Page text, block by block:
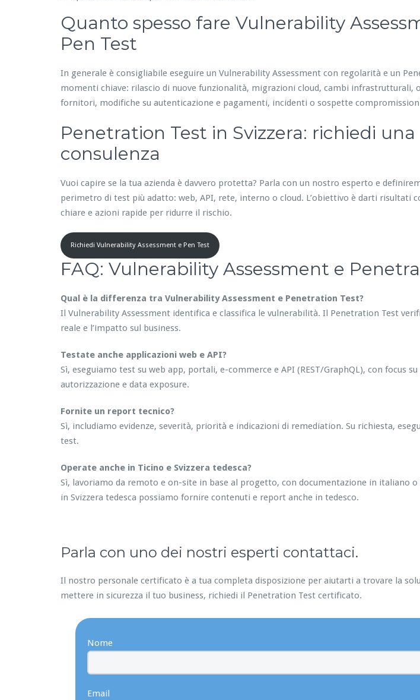
Quanto spesso fare Vulnerability
Pen Test
In generale è consigliabile eseguire un Vulnerability Assessment con regolarità e un
momenti chiave: rilascio di nuove funzionalità, migrazioni cloud, cambi infrastrutturali,
fornitori, modifiche su autenticazione e pagamenti, incidenti o sospette
Penetration Test in Svizzera: richiedi una
consulenza
Vuoi capire se la tua azienda è davvero protetta? Parla con un nostro esperto e
perimetro di test più adatto: web, API, rete, interno o cloud. L’obiettivo è darti risultati
chiare e azioni rapide per ridurre il rischio.
Richiedi Vulnerability Assessment e Pen Test
FAQ: Vulnerability Assessment e
Qual è la differenza tra Vulnerability Assessment e Penetration Test?
Il Vulnerability Assessment identifica e classifica le vulnerabilità. Il Penetration Test
reale e l’impatto sul business.
Testate anche applicazioni web e API?
Sì, eseguiamo test su web app, portali, e-commerce e API (REST/GraphQL), con focus
autorizzazione e data exposure.
Fornite un report tecnico?
Sì, includiamo evidenze, severità, priorità e indicazioni di remediation. Su richiesta,
test.
Operate anche in Ticino e Svizzera tedesca?
Sì, lavoriamo da remoto e on-site in base al progetto, con documentazione in italiano
in Svizzera tedesca possiamo fornire contenuti e report anche in tedesco.
Parla con uno dei nostri esperti contattaci.
Il nostro personale certificato è a tua completa disposizione per aiutarti a trovare la
mettere in sicurezza il tuo business, richiedi il Penetration Test certificato.
Nome
Email